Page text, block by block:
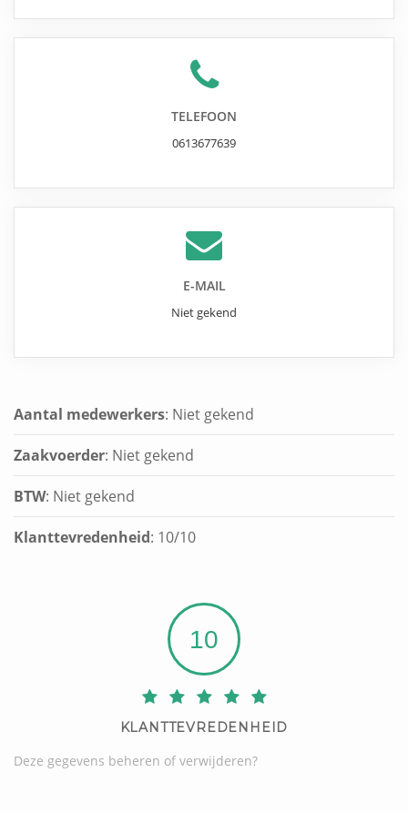
TELEFOON
0613677639
E-MAIL
Niet gekend
Aantal medewerkers: Niet gekend
Zaakvoerder: Niet gekend
BTW: Niet gekend
Klanttevredenheid: 10/10
10
KLANTTEVREDENHEID
Deze gegevens beheren of verwijderen?